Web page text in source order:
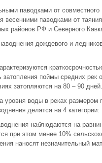
паводками от
весенними паводками от
районов РФ и Северного
дождевого и
затопления поймы средних
затопляются на 80 – 90 дней.
уровня воды в реках размером
делятся на 4 категории:
наблюдаются на
при этом менее 10%
наносят незначительный